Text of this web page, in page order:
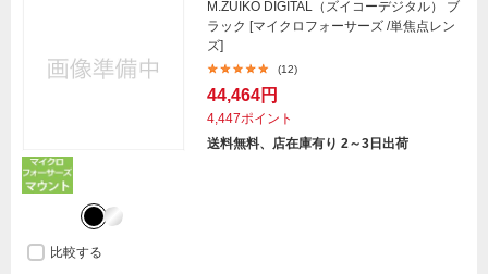
M.ZUIKO DIGITAL（ズイコーデジタル） ブ
ラック [マイクロフォーサーズ /単焦点レン
ズ]
(12)
44,464円
4,447ポイント
送料無料、店在庫有り 2～3日出荷
比較する